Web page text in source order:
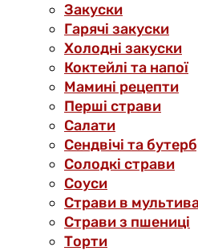
Закуски
Гарячі закуски
Холодні закуски
Коктейлі та напої
Мамині рецепти
Перші страви
Салати
Сендвічі та
Солодкі страви
Соуси
Страви в
Страви з пшениці
Торти